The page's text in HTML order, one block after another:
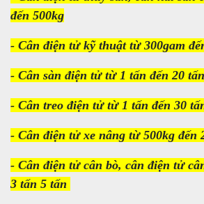
đến 500kg
- Cân điện tử kỹ thuật từ 300gam
- Cân sàn điện tử từ 1 tấn đến 20 tấn
- Cân treo điện tử từ 1 tấn đến 30
- Cân điện tử xe nâng từ 500kg đến
- Cân điện tử cân bò, cân điện tử
3 tấn 5 tấn